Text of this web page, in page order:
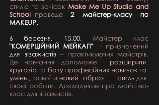
стилю та зачісок Make Me Up Studio and
School проведе 2 майстер-класу
по
MAKEUP.
6 березня, 15.00.
Майстер клас
"КОМЕРЦІЙНИЙ МЕЙКАП"
- призначений
для візажистів – практикуючих майстрів.
Це навчання допоможе
розширити
кругозір та базу професійних навичок та
умінь , освоїти новий образ стиль для
своєї роботи. Докладніше про майстер-
клас для візажистів.